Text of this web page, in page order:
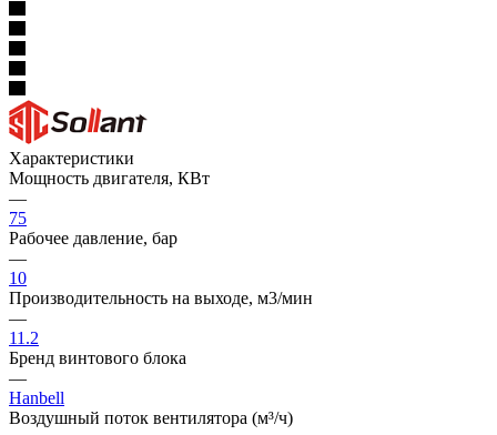
Характеристики
Мощность двигателя, КВт
—
75
Рабочее давление, бар
—
10
Производительность на выходе, м3/мин
—
11.2
Бренд винтового блока
—
Hanbell
Воздушный поток вентилятора (м³/ч)